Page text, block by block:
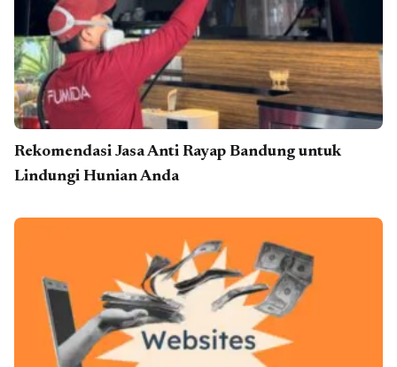
Rekomendasi Jasa Anti Rayap Bandung untuk
Lindungi Hunian Anda